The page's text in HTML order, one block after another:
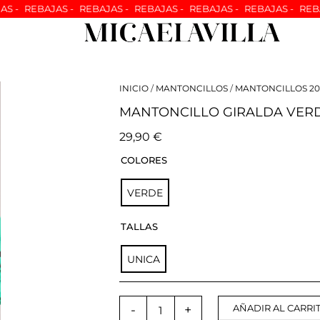
- REBAJAS - REBAJAS - REBAJAS - REBAJAS - REBAJAS -
INICIO / MANTONCILLOS / MANTONCILLOS
MANTONCILLO GIRALDA
29,90€
COLORES
VERDE
TALLAS
UNICA
-
MANTONCILLO
VERDE
cantidad
+ AÑADIR AL